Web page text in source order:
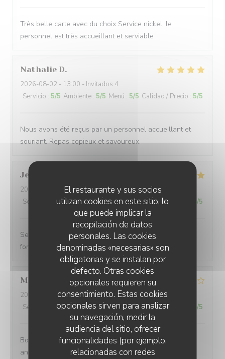
El restaurante y sus socios
utilizan cookies en este sitio, lo
que puede implicar la
recopilación de datos
personales. Las cookies
denominadas «necesarias» son
obligatorias y se instalan por
defecto. Otras cookies
opcionales requieren su
consentimiento. Estas cookies
opcionales sirven para analizar
su navegación, medir la
audiencia del sitio, ofrecer
funcionalidades (por ejemplo,
relacionadas con redes
Très belle carte avec du choix Service nickel, le
personnel est très accueillant et serviable
Nathalie D
2026-08-02 - 13:00 - Invitados 4
Servicio : 5/5 Ambiente : 5/5 Menú : 5/5 Calidad / Precio : 5/5
Nous avons été reçus par un personnel accueillant et
souriant. Repas copieux et savoureux.
Jean paul
2026-08-01
- 20:30 - Invitados 6
Servicio
/5 Ambiente:5/5 Menú : 5/5 Calidad / Precio /5
Service excellent. Repas de qualité. Je recommande
fortement
Mathias
2026-08-02 - 12:15 - Invitados 8
Servicio
/5 Ambiente: 4/5 Menú: 5/5 Calidad / Precio /5
Bonne endroit un petit 🎁 à l occasion de mon
anniversaire aurait été sympa vue que nous venons